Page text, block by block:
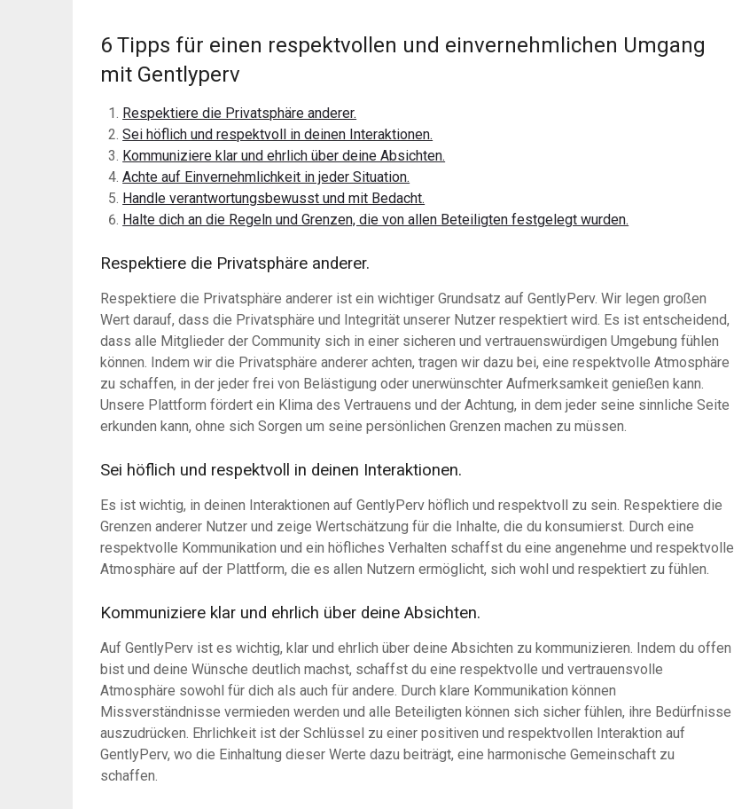
6 Tipps für einen respektvollen und einvernehmlichen Umgang
mit Gentlyperv
Respektiere die Privatsphäre anderer.
Sei höflich und respektvoll in deinen Interaktionen.
Kommuniziere klar und ehrlich über deine Absichten.
Achte auf Einvernehmlichkeit in jeder Situation.
Handle verantwortungsbewusst und mit Bedacht.
Halte dich an die Regeln und Grenzen, die von allen Beteiligten festgelegt wurden.
Respektiere die Privatsphäre anderer.
Respektiere die Privatsphäre anderer ist ein wichtiger Grundsatz auf GentlyPerv. Wir legen großen
Wert darauf, dass die Privatsphäre und Integrität unserer Nutzer respektiert wird. Es ist entscheidend,
dass alle Mitglieder der Community sich in einer sicheren und vertrauenswürdigen Umgebung fühlen
können. Indem wir die Privatsphäre anderer achten, tragen wir dazu bei, eine respektvolle Atmosphäre
zu schaffen, in der jeder frei von Belästigung oder unerwünschter Aufmerksamkeit genießen kann.
Unsere Plattform fördert ein Klima des Vertrauens und der Achtung, in dem jeder seine sinnliche Seite
erkunden kann, ohne sich Sorgen um seine persönlichen Grenzen machen zu müssen.
Sei höflich und respektvoll in deinen Interaktionen.
Es ist wichtig, in deinen Interaktionen auf GentlyPerv höflich und respektvoll zu sein. Respektiere die
Grenzen anderer Nutzer und zeige Wertschätzung für die Inhalte, die du konsumierst. Durch eine
respektvolle Kommunikation und ein höfliches Verhalten schaffst du eine angenehme und respektvolle
Atmosphäre auf der Plattform, die es allen Nutzern ermöglicht, sich wohl und respektiert zu fühlen.
Kommuniziere klar und ehrlich über deine Absichten.
Auf GentlyPerv ist es wichtig, klar und ehrlich über deine Absichten zu kommunizieren. Indem du offen
bist und deine Wünsche deutlich machst, schaffst du eine respektvolle und vertrauensvolle
Atmosphäre sowohl für dich als auch für andere. Durch klare Kommunikation können
Missverständnisse vermieden werden und alle Beteiligten können sich sicher fühlen, ihre Bedürfnisse
auszudrücken. Ehrlichkeit ist der Schlüssel zu einer positiven und respektvollen Interaktion auf
GentlyPerv, wo die Einhaltung dieser Werte dazu beiträgt, eine harmonische Gemeinschaft zu
schaffen.